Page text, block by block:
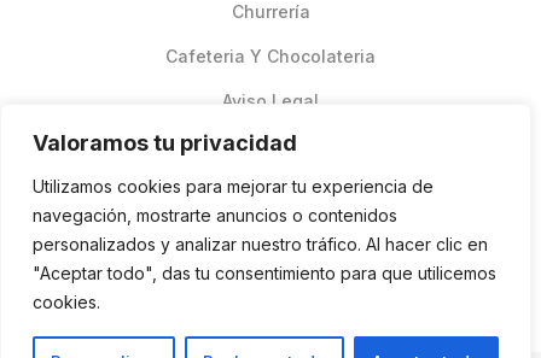
Valoramos tu privacidad
Utilizamos cookies para mejorar tu experiencia de
navegación, mostrarte anuncios o contenidos
personalizados y analizar nuestro tráfico. Al hacer clic en
"Aceptar todo", das tu consentimiento para que utilicemos
cookies.
Churrería
Cafeteria Y Chocolateria
Aviso Legal
Pedidos Online Glovo
Contacto